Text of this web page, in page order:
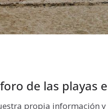
de las playas
propia información